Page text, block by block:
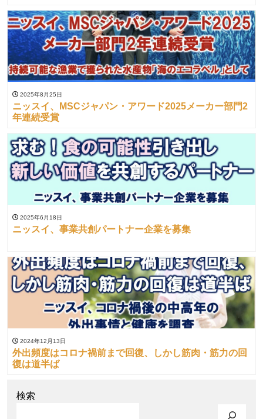
2025年8月25日
ニッスイ、MSCジャパン・アワード2025メーカー部門2
年連続受賞
2025年6月18日
ニッスイ、事業共創パートナー企業を募集
2024年12月13日
外出頻度はコロナ禍前まで回復、しかし筋肉・筋力の回
復は道半ば
検索